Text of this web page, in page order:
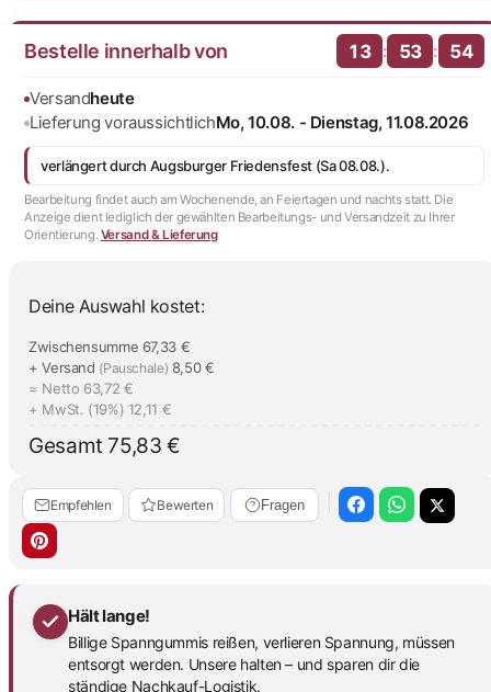
Bestelle innerhalb von 13 : 53 : 53
Versandheute
Lieferung voraussichtlichMo, 10.08. - Dienstag, 11.08.2026
verlängert durch Augsburger Friedensfest (Sa 08.08.).
Bearbeitung findet auch am Wochenende, an Feiertagen und nachts statt. Die
Anzeige dient lediglich der gewählten Bearbeitungs- und Versandzeit zu Ihrer
Orientierung. Versand & Lieferung
Deine Auswahl kostet:
Zwischensumme 67,33 €
+ Versand (Pauschale) 8,50 €
= Netto 63,72 €
+ MwSt. (19%) 12,11 €
Gesamt 75,83 €
Empfehlen Bewerten Fragen
Hält lange!
Billige Spanngummis reißen, verlieren Spannung, müssen
entsorgt werden. Unsere halten – und sparen dir die
ständige Nachkauf-Logistik.